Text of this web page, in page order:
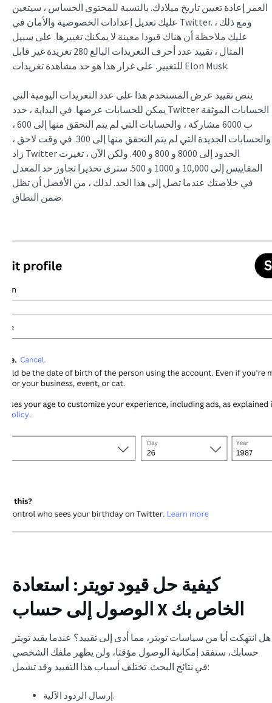
العمر إعادة تعيين تاريخ ميلادك. بالنسبة للمحتوى الحساس ، سيتعين
عليك تعديل إعدادات الخصوصية والأمان في Twitter. ومع ذلك ،
عليك ملاحظة أن هناك قيودا معينة لا يمكنك تغييرها. على سبيل
المثال ، تقييد عدد أحرف التغريدات البالغ 280 تغريدة غير قابل
للتغيير. على غرار هذا هو حد مشاهدة تغريدات Elon Musk.
ينص تقييد عرض المستخدم هذا على عدد التغريدات اليومية التي
يمكن للحسابات عرضها. في البداية ، حدد Twitter الحسابات الموثقة
ب 6000 مشاركة ، والحسابات التي لم يتم التحقق منها إلى 600 ،
والحسابات الجديدة التي لم يتم التحقق منها إلى 300. في وقت لاحق ،
زاد Twitter الحدود إلى 8000 و 800 و 400. ولكن الآن ، تغيرت
المقاييس إلى 10,000 و 1000 و 500. سترى تحذيرا تجاوز حد المعدل
في خلاصتك عندما تصل إلى هذا الحد. لذلك ، من الأفضل أن تظل
ضمن النطاق.
كيفية حل قيود تويتر: استعادة
الوصول إلى حساب X الخاص بك
هل انتهكت أيا من سياسات تويتر، مما أدى إلى تقييد؟ عندما يقيد تويتر
حسابك، ستفقد إمكانية الوصول مؤقتا، ولن يظهر ملفك الشخصي
في نتائج البحث. تختلف أسباب هذا التقييد وقد تشمل:
إرسال الردود الآلية.